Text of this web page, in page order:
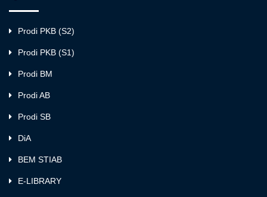
Prodi PKB (S2)
Prodi PKB (S1)
Prodi BM
Prodi AB
Prodi SB
DiA
BEM STIAB
E-LIBRARY